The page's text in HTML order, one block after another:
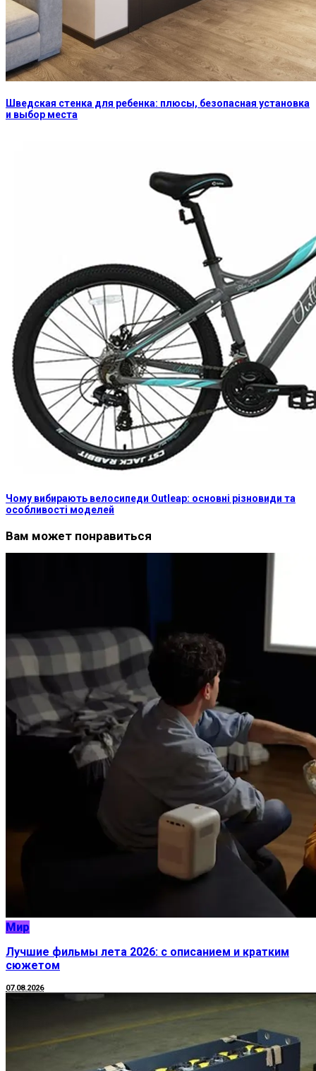
Шведская стенка для ребенка: плюсы, безопасная установка
и выбор места
Чому вибирають велосипеди Outleap: основні різновиди та
особливості моделей
Вам может понравиться
Мир
Лучшие фильмы лета 2026: с описанием и кратким
сюжетом
07.08.2026